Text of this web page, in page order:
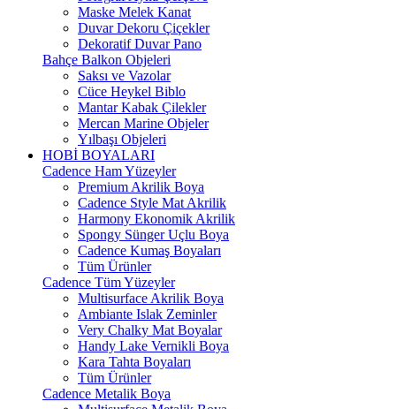
Maske Melek Kanat
Duvar Dekoru Çiçekler
Dekoratif Duvar Pano
Bahçe Balkon Objeleri
Saksı ve Vazolar
Cüce Heykel Biblo
Mantar Kabak Çilekler
Mercan Marine Objeler
Yılbaşı Objeleri
HOBİ BOYALARI
Cadence Ham Yüzeyler
Premium Akrilik Boya
Cadence Style Mat Akrilik
Harmony Ekonomik Akrilik
Spongy Sünger Uçlu Boya
Cadence Kumaş Boyaları
Tüm Ürünler
Cadence Tüm Yüzeyler
Multisurface Akrilik Boya
Ambiante Islak Zeminler
Very Chalky Mat Boyalar
Handy Lake Vernikli Boya
Kara Tahta Boyaları
Tüm Ürünler
Cadence Metalik Boya